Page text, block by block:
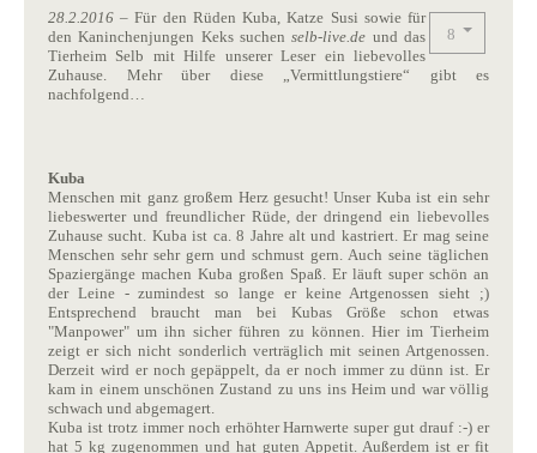
28.2.2016 – Für den Rüden Kuba, Katze Susi sowie für
den Kaninchenjungen Keks suchenselb-live.de und das
Tierheim Selb mit Hilfe unserer Leser ein liebevolles
Zuhause. Mehr über diese „Vermittlungstiere“ gibt es
nachfolgend…
Kuba
Menschen mit ganz großem Herz gesucht! Unser Kuba ist ein sehr
liebeswerter und freundlicher Rüde, der dringend ein liebevolles
Zuhause sucht. Kuba ist ca. 8 Jahre alt und kastriert. Er mag seine
Menschen sehr sehr gern und schmust gern. Auch seine täglichen
Spaziergänge machen Kuba großen Spaß. Er läuft super schön an
der Leine - zumindest so lange er keine Artgenossen sieht ;)
Entsprechend braucht man bei Kubas Größe schon etwas
"Manpower" um ihn sicher führen zu können. Hier im Tierheim
zeigt er sich nicht sonderlich verträglich mit seinen Artgenossen.
Derzeit wird er noch gepäppelt, da er noch immer zu dünn ist. Er
kam in einem unschönen Zustand zu uns ins Heim und war völlig
schwach und abgemagert.
Kuba ist trotz immer noch erhöhter Harnwerte super gut drauf :-) er
hat 5 kg zugenommen und hat guten Appetit. Außerdem ist er fit